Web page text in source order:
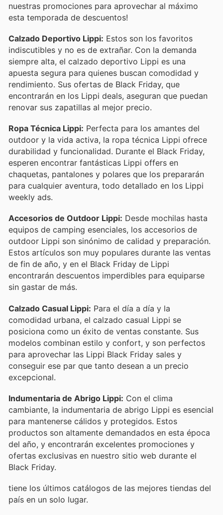
nuestras promociones para aprovechar al máximo
esta temporada de descuentos!
Calzado Deportivo Lippi: Estos son los favoritos
indiscutibles y no es de extrañar. Con la demanda
siempre alta, el calzado deportivo Lippi es una
apuesta segura para quienes buscan comodidad y
rendimiento. Sus ofertas de Black Friday, que
encontrarán en los Lippi deals, aseguran que puedan
renovar sus zapatillas al mejor precio.
Ropa Técnica Lippi: Perfecta para los amantes del
outdoor y la vida activa, la ropa técnica Lippi ofrece
durabilidad y funcionalidad. Durante el Black Friday,
esperen encontrar fantásticas Lippi offers en
chaquetas, pantalones y polares que los prepararán
para cualquier aventura, todo detallado en los Lippi
weekly ads.
Accesorios de Outdoor Lippi: Desde mochilas hasta
equipos de camping esenciales, los accesorios de
outdoor Lippi son sinónimo de calidad y preparación.
Estos artículos son muy populares durante las ventas
de fin de año, y en el Black Friday de Lippi
encontrarán descuentos imperdibles para equiparse
sin gastar de más.
Calzado Casual Lippi: Para el día a día y la
comodidad urbana, el calzado casual Lippi se
posiciona como un éxito de ventas constante. Sus
modelos combinan estilo y confort, y son perfectos
para aprovechar las Lippi Black Friday sales y
conseguir ese par que tanto desean a un precio
excepcional.
Indumentaria de Abrigo Lippi: Con el clima
cambiante, la indumentaria de abrigo Lippi es esencial
para mantenerse cálidos y protegidos. Estos
productos son altamente demandados en esta época
del año, y encontrarán excelentes promociones y
ofertas exclusivas en nuestro sitio web durante el
Black Friday.
tiene los últimos catálogos de las mejores tiendas del
país en un solo lugar.